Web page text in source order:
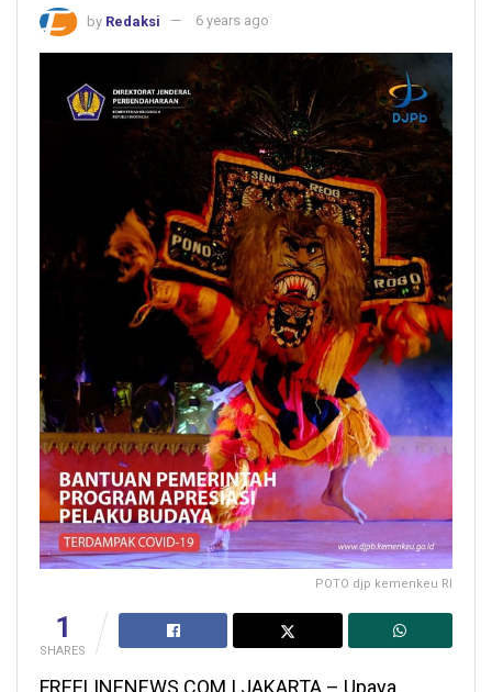
by Redaksi 6 years ago
POTO djp kemenkeu RI
1
SHARES
FREELINENEWS.COM | JAKARTA – Upaya